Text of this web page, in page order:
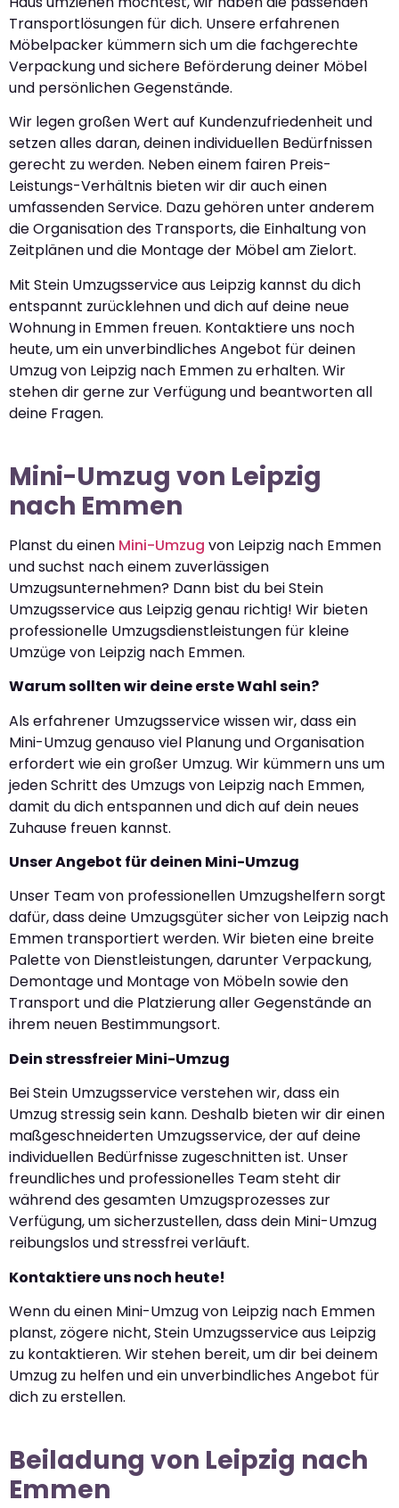
Transportlösungen für dich. Unsere erfahrenen
Möbelpacker kümmern sich um die fachgerechte
Verpackung und sichere Beförderung deiner Möbel
und persönlichen Gegenstände.
Wir legen großen Wert auf Kundenzufriedenheit und
setzen alles daran, deinen individuellen Bedürfnissen
gerecht zu werden. Neben einem fairen Preis-
Leistungs-Verhältnis bieten wir dir auch einen
umfassenden Service. Dazu gehören unter anderem
die Organisation des Transports, die Einhaltung von
Zeitplänen und die Montage der Möbel am Zielort.
Mit Stein Umzugsservice aus Leipzig kannst du dich
entspannt zurücklehnen und dich auf deine neue
Wohnung in Emmen freuen. Kontaktiere uns noch
heute, um ein unverbindliches Angebot für deinen
Umzug von Leipzig nach Emmen zu erhalten. Wir
stehen dir gerne zur Verfügung und beantworten all
deine Fragen.
Mini-Umzug von Leipzig
nach Emmen
Planst du einen Mini-Umzug von Leipzig nach Emmen
und suchst nach einem zuverlässigen
Umzugsunternehmen? Dann bist du bei Stein
Umzugsservice aus Leipzig genau richtig! Wir bieten
professionelle Umzugsdienstleistungen für kleine
Umzüge von Leipzig nach Emmen.
Warum sollten wir deine erste Wahl sein?
Als erfahrener Umzugsservice wissen wir, dass ein
Mini-Umzug genauso viel Planung und Organisation
erfordert wie ein großer Umzug. Wir kümmern uns um
jeden Schritt des Umzugs von Leipzig nach Emmen,
damit du dich entspannen und dich auf dein neues
Zuhause freuen kannst.
Unser Angebot für deinen Mini-Umzug
Unser Team von professionellen Umzugshelfern sorgt
dafür, dass deine Umzugsgüter sicher von Leipzig nach
Emmen transportiert werden. Wir bieten eine breite
Palette von Dienstleistungen, darunter Verpackung,
Demontage und Montage von Möbeln sowie den
Transport und die Platzierung aller Gegenstände an
ihrem neuen Bestimmungsort.
Dein stressfreier Mini-Umzug
Bei Stein Umzugsservice verstehen wir, dass ein
Umzug stressig sein kann. Deshalb bieten wir dir einen
maßgeschneiderten Umzugsservice, der auf deine
individuellen Bedürfnisse zugeschnitten ist. Unser
freundliches und professionelles Team steht dir
während des gesamten Umzugsprozesses zur
Verfügung, um sicherzustellen, dass dein Mini-Umzug
reibungslos und stressfrei verläuft.
Kontaktiere uns noch heute!
Wenn du einen Mini-Umzug von Leipzig nach Emmen
planst, zögere nicht, Stein Umzugsservice aus Leipzig
zu kontaktieren. Wir stehen bereit, um dir bei deinem
Umzug zu helfen und ein unverbindliches Angebot für
dich zu erstellen.
Beiladung von Leipzig nach
Emmen